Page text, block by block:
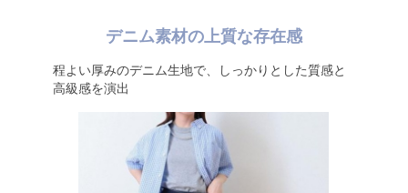
デニム素材の上質な存在感
程よい厚みのデニム生地で、しっかりとした質感と
高級感を演出